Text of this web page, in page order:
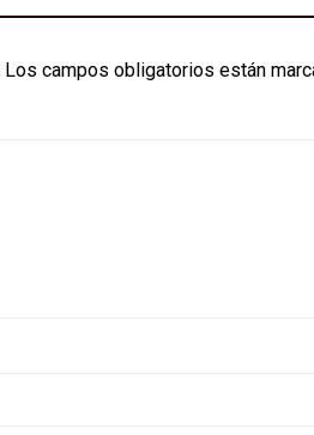
Los campos obligatorios están